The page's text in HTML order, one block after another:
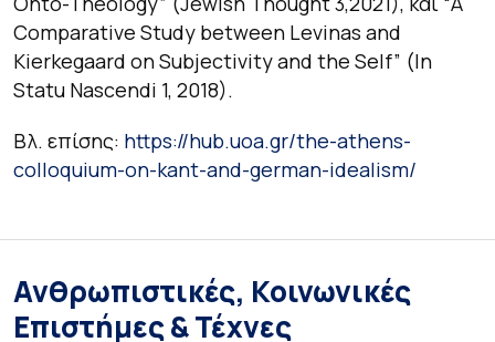
Comparative Study between Levinas and
Kierkegaard on Subjectivity and the Self” (In
Statu Nascendi 1, 2018).
Βλ. επίσης: https://hub.uoa.gr/the-athens-
colloquium-on-kant-and-german-idealism/
Ανθρωπιστικές, Κοινωνικές
Επιστήμες & Τέχνες